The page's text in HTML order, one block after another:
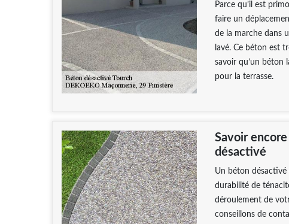
Parce qu’il est
faire un
de la marche dans
lavé. Ce béton est
savoir qu’un béton
pour la terrasse.
Savoir
désactivé
Un béton désactivé
durabilité de
déroulement de
conseillons de